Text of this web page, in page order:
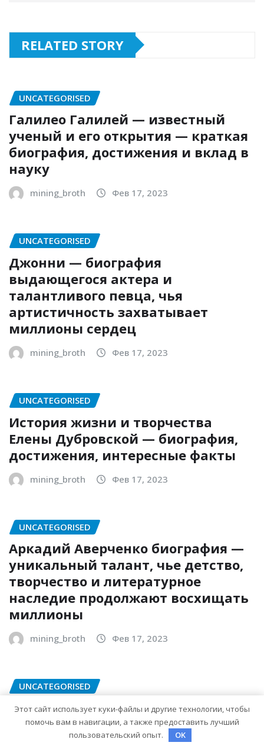
RELATED STORY
UNCATEGORISED
Галилео Галилей — известный
ученый и его открытия — краткая
биография, достижения и вклад в
науку
mining_broth Фев 17, 2023
UNCATEGORISED
Джонни — биография
выдающегося актера и
талантливого певца, чья
артистичность захватывает
миллионы сердец
mining_broth Фев 17, 2023
UNCATEGORISED
История жизни и творчества
Елены Дубровской — биография,
достижения, интересные факты
mining_broth Фев 17, 2023
UNCATEGORISED
Аркадий Аверченко биография —
уникальный талант, чье детство,
творчество и литературное
наследие продолжают восхищать
миллионы
mining_broth Фев 17, 2023
UNCATEGORISED
Федор Стуков — удивительные
факты из биографии и личной
Этот сайт использует куки-файлы и другие технологии, чтобы
помочь вам в навигации, а также предоставить лучший
пользовательский опыт.
OK